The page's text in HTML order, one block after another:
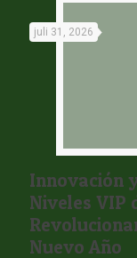
juli 31, 2026
Innovación
Niveles VIP
Nuevo Año